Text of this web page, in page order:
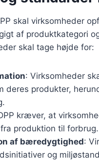
skal virksomheder
af produktkategori
skal tage højde for:
: Virksomheder
deres produkter,
kræver, at
produktion til forbrug.
af bæredygtighed:
og